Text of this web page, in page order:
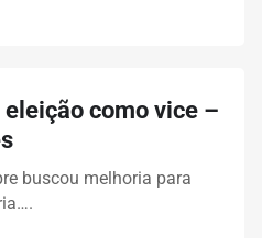
como vice –
buscou melhoria para